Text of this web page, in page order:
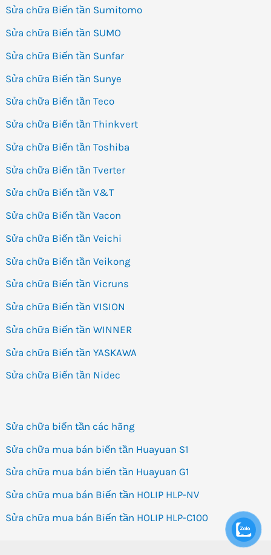
Sửa chữa Biến tần Sumitomo
Sửa chữa Biến tần SUMO
Sửa chữa Biến tần Sunfar
Sửa chữa Biến tần Sunye
Sửa chữa Biến tần Teco
Sửa chữa Biến tần Thinkvert
Sửa chữa Biến tần Toshiba
Sửa chữa Biến tần Tverter
Sửa chữa Biến tần V&T
Sửa chữa Biến tần Vacon
Sửa chữa Biến tần Veichi
Sửa chữa Biến tần Veikong
Sửa chữa Biến tần Vicruns
Sửa chữa Biến tần VISION
Sửa chữa Biến tần WINNER
Sửa chữa Biến tần YASKAWA
Sửa chữa Biến tần Nidec
Sửa chữa biến tần các hãng
Sửa chữa mua bán biến tần Huayuan S1
Sửa chữa mua bán biến tần Huayuan G1
Sửa chữa mua bán Biến tần HOLIP HLP-NV
Sửa chữa mua bán Biến tần HOLIP HLP-C100